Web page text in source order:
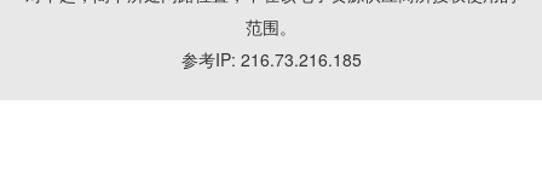
范围。
参考IP: 216.73.216.185